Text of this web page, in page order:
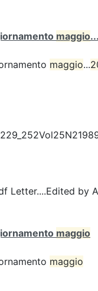
maggio...
maggio...
Letter....Edited by
maggio
maggio